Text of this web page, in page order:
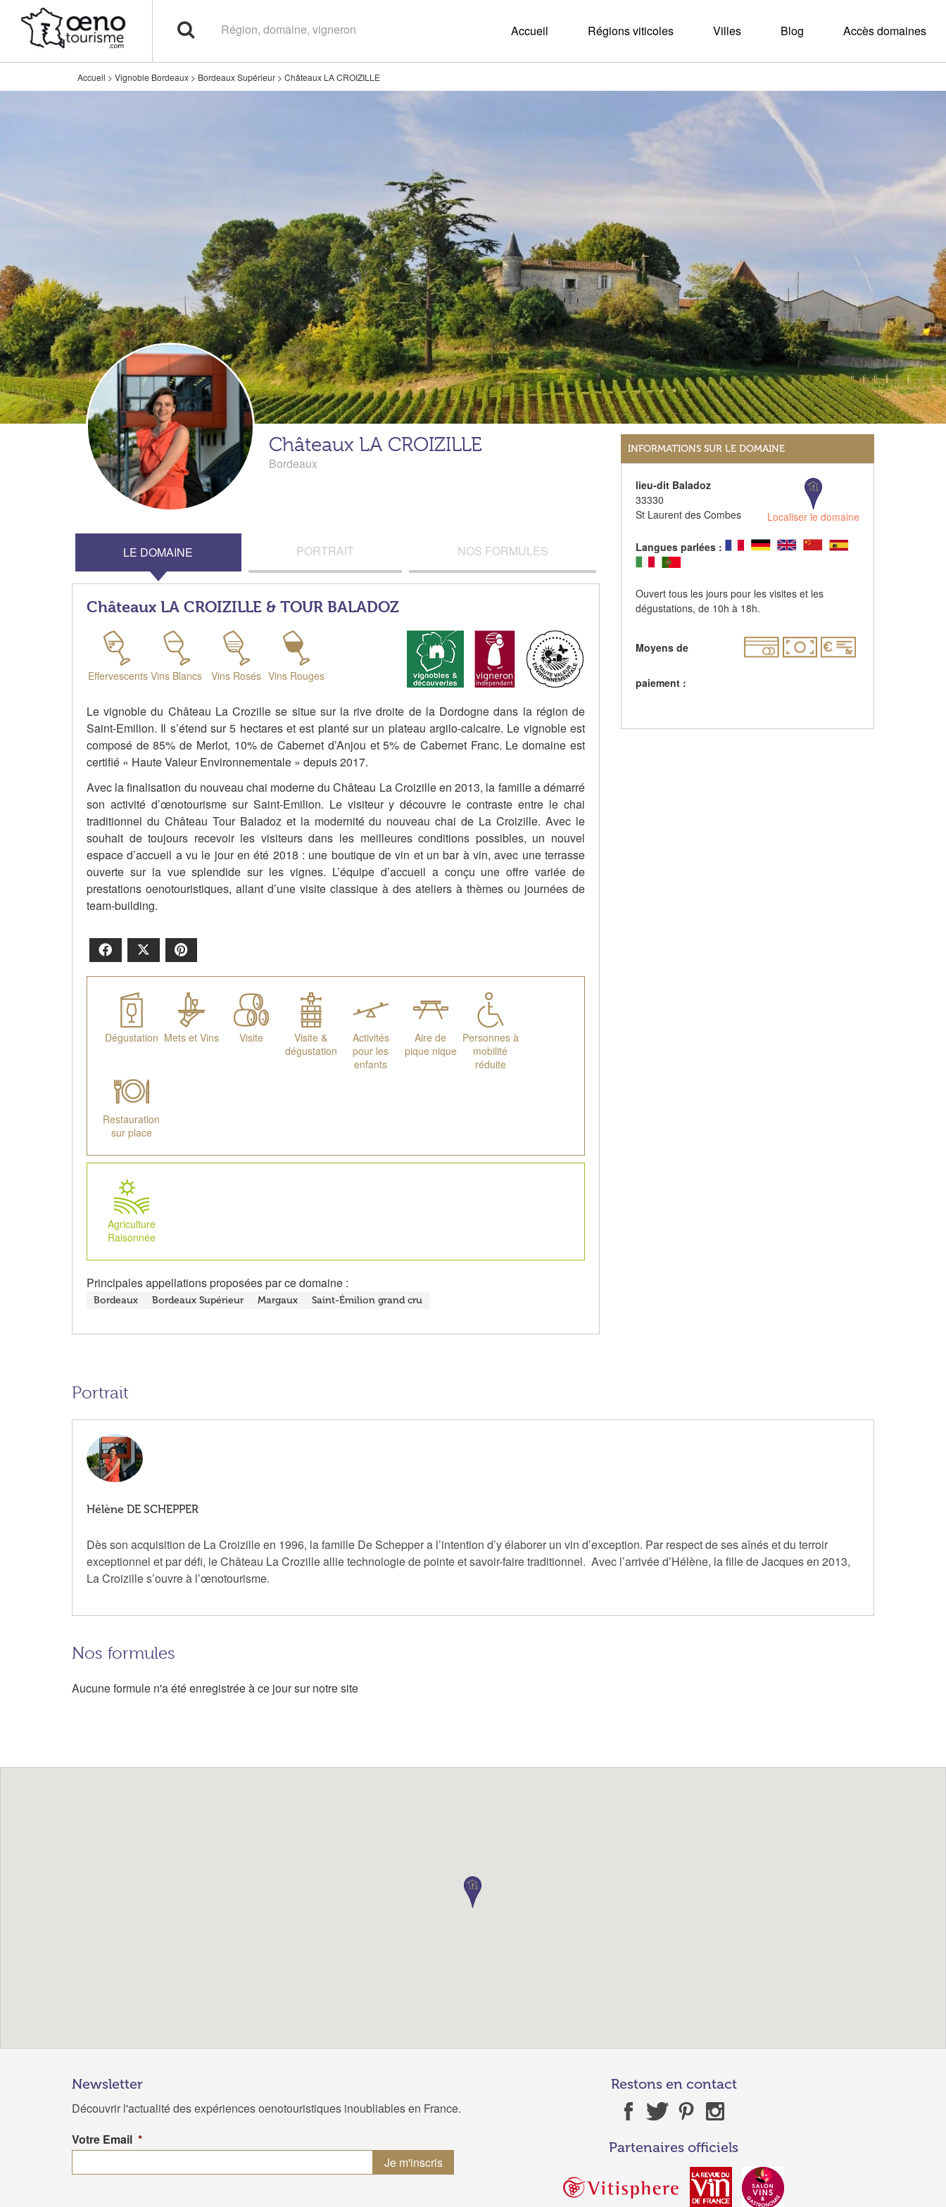
Accueil Régions viticoles Villes Blog Accès domaines
Accueil > Vignoble Bordeaux > Bordeaux Supérieur > Châteaux LA CROIZILLE
Châteaux LA CROIZILLE
Bordeaux
LE DOMAINE PORTRAIT NOS FORMULES
Châteaux LA CROIZILLE & TOUR BALADOZ
Effervescents Vins Blancs Vins Rosés Vins Rouges
Le vignoble du Château La Crozille se situe sur la rive droite de la Dordogne dans la région de
Saint-Emilion. Il s’étend sur 5 hectares et est planté sur un plateau argilo-calcaire. Le vignoble est
composé de 85% de Merlot, 10% de Cabernet d’Anjou et 5% de Cabernet Franc. Le domaine est
certifié « Haute Valeur Environnementale » depuis 2017.
Avec la finalisation du nouveau chai moderne du Château La Croizille en 2013, la famille a démarré
son activité d’œnotourisme sur Saint-Emilion. Le visiteur y découvre le contraste entre le chai
traditionnel du Château Tour Baladoz et la modernité du nouveau chai de La Croizille. Avec le
souhait de toujours recevoir les visiteurs dans les meilleures conditions possibles, un nouvel
espace d’accueil a vu le jour en été 2018 : une boutique de vin et un bar à vin, avec une terrasse
ouverte sur la vue splendide sur les vignes. L’équipe d’accueil a conçu une offre variée de
prestations oenotouristiques, allant d’une visite classique à des ateliers à thèmes ou journées de
team-building.
Facebook
Dégustation Mets et Vins Visite
Visite &
dégustation
Activités
pour les
enfants
Aire de
pique nique
Personnes à
mobilité
réduite
Restauration
sur place
Agriculture
Raisonnée
Principales appellations proposées par ce domaine :
Bordeaux Bordeaux Supérieur Margaux Saint-Émilion grand cru
INFORMATIONS SUR LE DOMAINE
lieu-dit Baladoz
33330
St Laurent des Combes
Localiser le domaine
Langues parlées :
Ouvert tous les jours pour les visites et les
dégustations, de 10h à 18h.
Moyens de
paiement :
Portrait
Hélène DE SCHEPPER
Dès son acquisition de La Croizille en 1996, la famille De Schepper a l’intention d’y élaborer un vin d’exception. Par respect de ses aînés et du terroir
exceptionnel et par défi, le Château La Crozille allie technologie de pointe et savoir-faire traditionnel. Avec l’arrivée d’Hélène, la fille de Jacques en 2013,
La Croizille s’ouvre à l’œnotourisme.
Nos formules
Aucune formule n'a été enregistrée à ce jour sur notre site
Newsletter
Découvrir l'actualité des expériences oenotouristiques inoubliables en France.
Votre Email *
Restons en contact
Partenaires officiels